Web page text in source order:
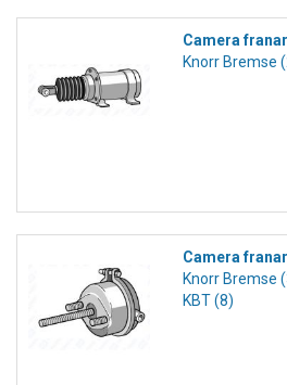
Camera
Knorr Bremse
Camera
Knorr Bremse
KBT (8)